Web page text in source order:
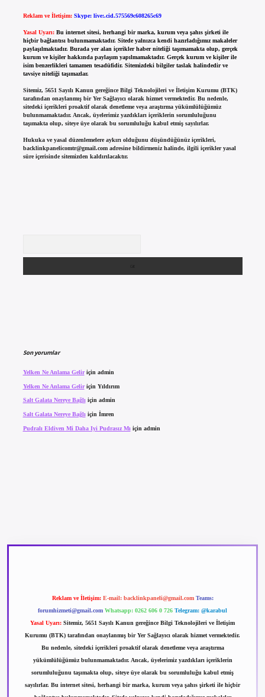
Reklam ve İletişim: Skype: live:.cid.575569c608265c69
Yasal Uyarı: Bu internet sitesi, herhangi bir marka, kurum veya şahıs şirketi ile
hiçbir bağlantısı bulunmamaktadır. Sitede yalnızca kendi hazırladığımız makaleler
paylaşılmaktadır. Burada yer alan içerikler haber niteliği taşımamakta olup, gerçek
kurum ve kişiler hakkında paylaşım yapılmamaktadır. Gerçek kurum ve kişiler ile
isim benzerlikleri tamamen tesadüfidir. Sitemizdeki bilgiler taslak halindedir ve
tavsiye niteliği taşımazlar.
Sitemiz, 5651 Sayılı Kanun gereğince Bilgi Teknolojileri ve İletişim Kurumu (BTK)
tarafından onaylanmış bir Yer Sağlayıcı olarak hizmet vermektedir. Bu nedenle,
sitedeki içerikleri proaktif olarak denetleme veya araştırma yükümlülüğümüz
bulunmamaktadır. Ancak, üyelerimiz yazdıkları içeriklerin sorumluluğunu
taşımakta olup, siteye üye olarak bu sorumluluğu kabul etmiş sayılırlar.
Hukuka ve yasal düzenlemelere aykırı olduğunu düşündüğünüz içerikleri,
backlinkpanelicomtr@gmail.comadresine bildirmeniz halinde, ilgili içerikler yasal
süre içerisinde sitemizden kaldırılacaktır.
Son yorumlar
Yelken Ne Anlama Geliriçin admin
Yelken Ne Anlama Geliriçin Yıldırım
Salt Galata Nereye Bağlıiçin admin
Salt Galata Nereye Bağlı için İmren
Pudralı Eldiven Mi Daha Iyi Pudrasız Mı için admin
Reklam ve İletişim: E-mail: backlinkpaneli@gmail.com Teams:
forumhizmeti@gmail.com Whatsapp: 0262 606 0 726 Telegram: @karabul
Yasal Uyarı: Sitemiz, 5651 Sayılı Kanun gereğince Bilgi Teknolojileri ve İletişim
Kurumu (BTK) tarafından onaylanmış bir Yer Sağlayıcı olarak hizmet vermektedir.
Bu nedenle, sitedeki içerikleri proaktif olarak denetleme veya araştırma
yükümlülüğümüz bulunmamaktadır. Ancak, üyelerimiz yazdıkları içeriklerin
sorumluluğunu taşımakta olup, siteye üye olarak bu sorumluluğu kabul etmiş
sayılırlar. Bu internet sitesi, herhangi bir marka, kurum veya şahıs şirketi ile hiçbir